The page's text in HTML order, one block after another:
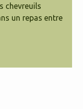
chevreuils
un repas entre